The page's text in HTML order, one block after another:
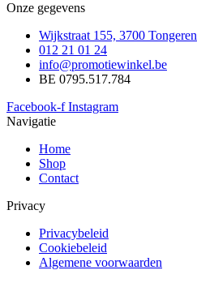
Onze gegevens
Wijkstraat 155, 3700 Tongeren
012 21 01 24
info@promotiewinkel.be
BE 0795.517.784
Facebook-f Instagram
Navigatie
Home
Shop
Contact
Privacy
Privacybeleid
Cookiebeleid
Algemene voorwaarden